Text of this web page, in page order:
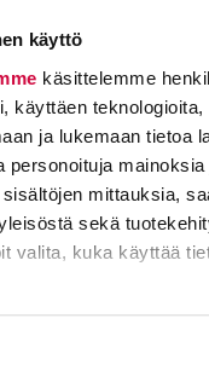
käyttö
käsittelemme
käyttäen teknologioita,
ja lukemaan tietoa
personoituja
mittauksia,
sekä
valita, kuka käyttää
.
JHL:n nettisivulta
jäsenelle mitään,
Työsuojelutehtäviin
mahdollista
on kuitenkin vietävä
Valmistautuminen ja
ehdokkaiden
painoarvo